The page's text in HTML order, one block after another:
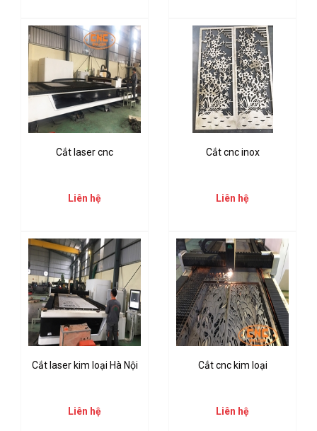
Cắt laser cnc
Liên hệ
Cắt cnc inox
Liên hệ
Cắt laser kim loại Hà Nội
Liên hệ
Cắt cnc kim loại
Liên hệ